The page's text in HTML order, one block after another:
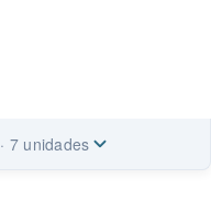
· 7 unidades